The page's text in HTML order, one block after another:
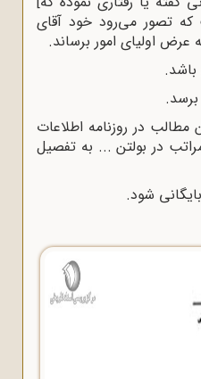
تصور می‌رود خود آقای
عرض اولیای امور برساند.
مطالب در روزنامه اطلاعات
در بولتن ... به تفصیل
شود.